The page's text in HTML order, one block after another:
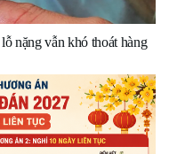
nặng vẫn khó thoát hàng